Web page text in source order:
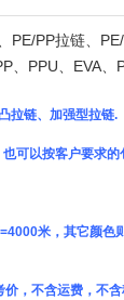
PE/PP拉链、
、PPU、EVA
拉链、加强型拉链.
可以按客户要求的
米，其它颜色
价，不含运费，不含